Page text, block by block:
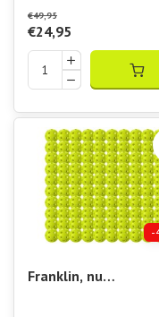
€49,95
€24,95
-
Franklin, nu